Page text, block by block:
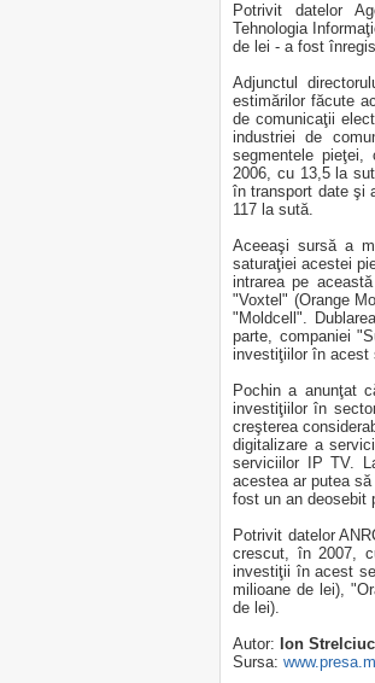
Potrivit datelor
Tehnologia
de lei - a fost
Adjunctul
estimărilor făcute
de comunicaţii
industriei de
segmentele
2006, cu 13,5 la
în transport date şi
117 la sută.
Aceeaşi sursă a
saturaţiei acestei
intrarea pe
"Voxtel" (Orange
"Moldcell".
parte, companiei
investiţiilor în acest
Pochin a anunţat
investiţiilor în
creşterea
digitalizare a
serviciilor IP TV.
acestea ar putea
fost un an deosebit
Potrivit datelor
crescut, în 2007,
investiţii în acest
milioane de lei),
de lei).
Autor: Ion Strelciuc
Sursa: